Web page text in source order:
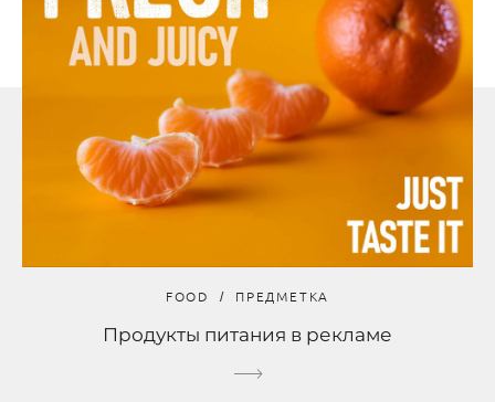
FOOD ПРЕДМЕТКА
Продукты питания в рекламе